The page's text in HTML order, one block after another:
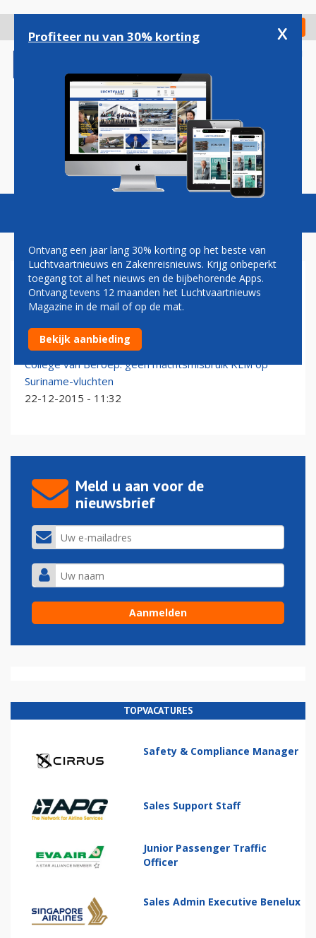
gaan
Check in
Magazine Podcasts Vacatures
BEROEP
Beroep FNV om acties KLM dient 23 augustus
16-08-2016 - 11:28
College van Beroep: geen machtsmisbruik KLM op
Suriname-vluchten
22-12-2015 - 11:32
Meld u aan voor de
nieuwsbrief
TOPVACATURES
Safety & Compliance Manager
Sales Support Staff
Junior Passenger Traffic
Officer
Sales Admin Executive Benelux
Profiteer nu van 30% korting x
Ontvang een jaar lang 30% korting op het beste van
Luchtvaartnieuws en Zakenreisnieuws. Krijg onbeperkt
toegang tot al het nieuws en de bijbehorende Apps.
Ontvang tevens 12 maanden het Luchtvaartnieuws
Magazine in de mail of op de mat.
Bekijk aanbieding